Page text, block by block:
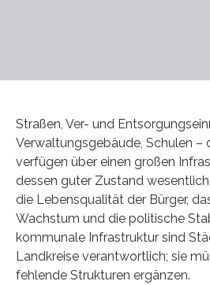
Straßen, Ver- und
Verwaltungsgebäude, Schulen –
verfügen über einen großen
dessen guter Zustand
die Lebensqualität der Bürger,
Wachstum und die politische
kommunale Infrastruktur sind
Landkreise verantwortlich; sie
fehlende Strukturen ergänzen.